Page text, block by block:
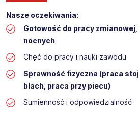
Nasze oczekiwania:
Gotowość do pracy
nocnych
Chęć do pracy i nauki zawodu
Sprawność fizyczna (praca
blach, praca przy piecu)
Sumienność i odpowiedzialność